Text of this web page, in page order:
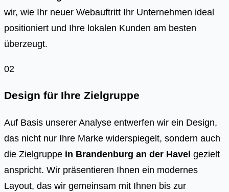
wir, wie Ihr neuer Webauftritt Ihr Unternehmen ideal
positioniert und Ihre lokalen Kunden am besten
überzeugt.
02
Design für Ihre Zielgruppe
Auf Basis unserer Analyse entwerfen wir ein Design,
das nicht nur Ihre Marke widerspiegelt, sondern auch
die Zielgruppe in Brandenburg an der Havel gezielt
anspricht. Wir präsentieren Ihnen ein modernes
Layout, das wir gemeinsam mit Ihnen bis zur